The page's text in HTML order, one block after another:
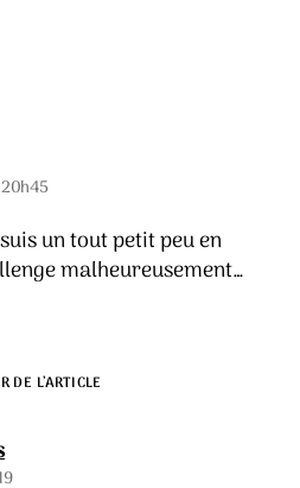
un tout petit peu en
malheureusement…
DE L’ARTICLE
dit :